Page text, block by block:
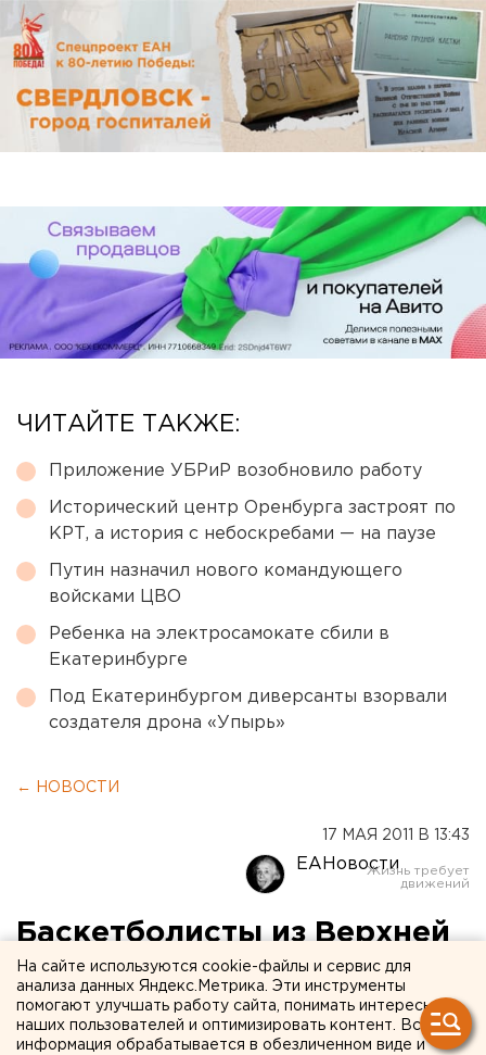
ЧИТАЙТЕ ТАКЖЕ:
Приложение УБРиР возобновило работу
Исторический центр Оренбурга застроят по
КРТ, а история с небоскребами — на паузе
Путин назначил нового командующего
войсками ЦВО
Ребенка на электросамокате сбили в
Екатеринбурге
Под Екатеринбургом диверсанты взорвали
создателя дрона «Упырь»
← НОВОСТИ
17 МАЯ 2011 В 13:43
ЕАНовости
Баскетболисты из Верхней
Пышмы заняли второе
место в чемпионате России
среди команд Первой лиги
На сайте используются cookie-файлы и сервис для
анализа данных Яндекс.Метрика. Эти инструменты
помогают улучшать работу сайта, понимать интересы
наших пользователей и оптимизировать контент. Вся
информация обрабатывается в обезличенном виде и